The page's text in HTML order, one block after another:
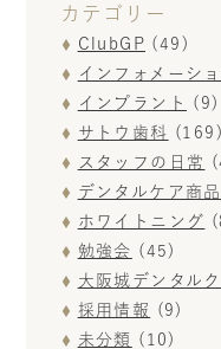
インプラント治療
VIEW MORE
審美歯科
VIEW MORE
予防歯科
VIEW MORE
カテゴリー
ClubGP (49)
インフォメーシ
インプラント
(9)
サトウ歯科 (169)
スタッフの日常
デンタルケア商品
ホワイトニング
勉強会 (45)
大阪城デンタル
採用情報
(9)
未分類 (10)